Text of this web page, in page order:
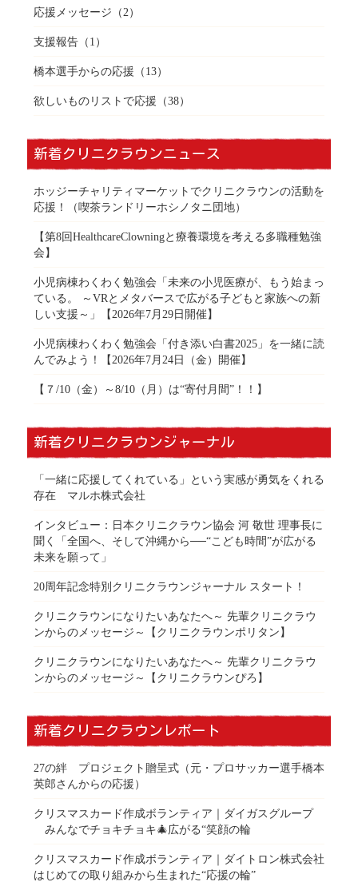
応援メッセージ （2）
支援報告（1）
橋本選手からの応援 （13）
欲しいものリストで応援 （38）
新着クリニクラウンニュース
ホッジーチャリティマーケットでクリニクラウンの活動を
応援！（喫茶ランドリーホシノタニ団地）
【第8回HealthcareClowningと療養環境を考える多職種勉強
会】
小児病棟わくわく勉強会「未来の小児医療が、もう始まっ
ている。 ～VRとメタバースで広がる子どもと家族への新
しい支援～」【2026年7月29日開催】
小児病棟わくわく勉強会「付き添い白書2025」を一緒に読
んでみよう！【2026年7月24日（金）開催】
【７/10（金）～8/10（月）は“寄付月間”！！】
新着クリニクラウンジャーナル
「一緒に応援してくれている」という実感が勇気をくれる
存在 マルホ株式会社
インタビュー：日本クリニクラウン協会 河 敬世 理事長に
聞く「全国へ、そして沖縄から──“こども時間”が広がる
未来を願って」
20周年記念特別クリニクラウンジャーナル スタート！
クリニクラウンになりたいあなたへ～ 先輩クリニクラウ
ンからのメッセージ～【クリニクラウンポリタン】
クリニクラウンになりたいあなたへ～ 先輩クリニクラウ
ンからのメッセージ～【クリニクラウンぴろ】
新着クリニクラウンレポート
27の絆 プロジェクト贈呈式（元・プロサッカー選手橋本
英郎さんからの応援）
クリスマスカード作成ボランティア｜ダイガスグループ
みんなでチョキチョキ🎄広がる“笑顔の輪
クリスマスカード作成ボランティア｜ダイトロン株式会社
はじめての取り組みから生まれた“応援の輪”